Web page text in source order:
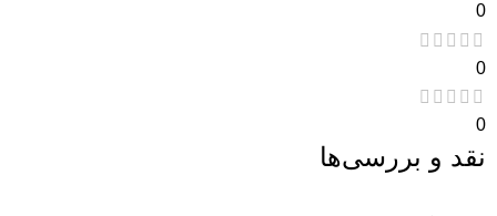
0
0
0
نقد و بررسی‌ها